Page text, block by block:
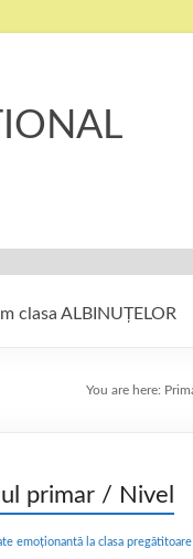
clasa ALBINUȚELOR
You are here:
primar / Nivel
emoționantă la clasa